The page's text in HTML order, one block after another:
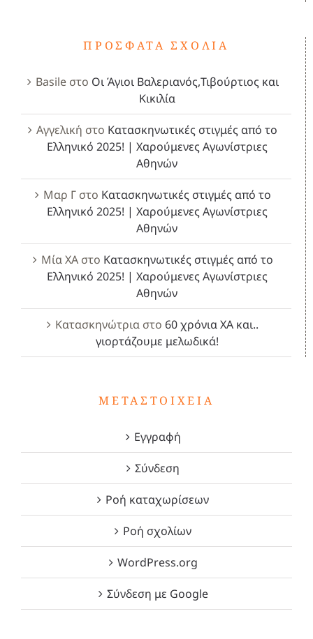
ΠΡΌΣΦΑΤΑ ΣΧΌΛΙΑ
Basileστο Οι Άγιοι Βαλεριανός,Τιβούρτιος και
Κικιλία
Αγγελική στο Κατασκηνωτικές στιγμές από το
Ελληνικό 2025! | Χαρούμενες Αγωνίστριες
Αθηνών
Μαρ Γστο Κατασκηνωτικές στιγμές από το
Ελληνικό 2025! | Χαρούμενες Αγωνίστριες
Αθηνών
Μία ΧΑστο Κατασκηνωτικές στιγμές από το
Ελληνικό 2025! | Χαρούμενες Αγωνίστριες
Αθηνών
Κατασκηνώτρια στο 60 χρόνια ΧΑ και..
γιορτάζουμε μελωδικά!
ΜΕΤΑΣΤΟΙΧΕΊΑ
Εγγραφή
Σύνδεση
Ροή καταχωρίσεων
Ροή σχολίων
WordPress.org
Σύνδεση με Google